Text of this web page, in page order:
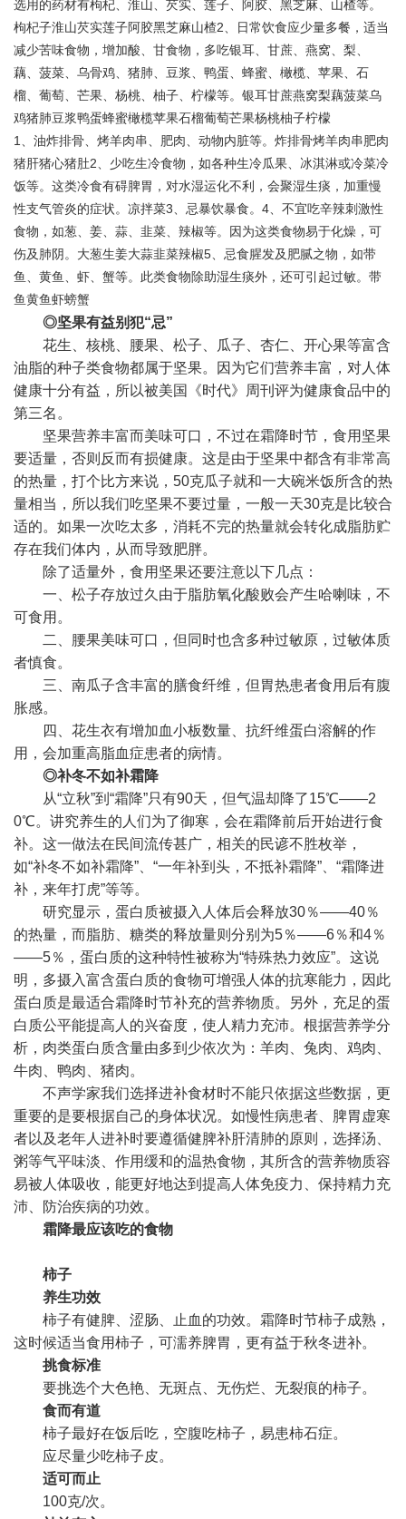
选用的药材有枸杞、淮山、 芡实 、莲子、 阿胶 、黑芝麻、 山楂等。
枸杞子淮山芡实莲子阿胶黑芝麻山楂2、日常饮食应少量多餐，适当
减少苦味食物，增加酸、甘食物，多吃银耳 、甘蔗、燕窝、梨、
藕、菠菜、乌骨鸡、猪肺、豆浆、鸭蛋、蜂蜜、橄榄、苹果、石
榴、葡萄、芒果、杨桃、柚子、柠檬等。银耳甘蔗燕窝梨藕菠菜乌
鸡猪肺豆浆鸭蛋蜂蜜橄榄苹果石榴葡萄芒果杨桃柚子柠檬
1、油炸排骨、烤羊肉串、肥肉、动物内脏等。炸排骨烤羊肉串肥肉
猪肝猪心猪肚2、少吃生冷食物，如各种生冷瓜果、冰淇淋或冷菜冷
饭等。这类冷食有碍脾胃，对水湿运化不利，会聚湿生痰，加重慢
性支气管炎的症状。凉拌菜3、忌暴饮暴食。4、不宜吃辛辣刺激性
食物，如葱、姜、蒜、韭菜、辣椒等。因为这类食物易于化燥，可
伤及肺阴。大葱生姜大蒜韭菜辣椒5、忌食腥发及肥腻之物，如带
鱼、黄鱼、虾、蟹等。此类食物除助湿生痰外，还可引起过敏。带
鱼黄鱼虾螃蟹
◎坚果有益别犯“忌”
花生、核桃、腰果、松子、瓜子、 杏仁 、开心果等富含
油脂的种子类食物都属于坚果。因为它们营养丰富，对人体
健康十分有益，所以被美国《时代》周刊评为健康食品中的
第三名。
坚果营养丰富而美味可口，不过在霜降时节，食用坚果
要适量，否则反而有损健康。这是由于坚果中都含有非常高
的热量，打个比方来说，50克瓜子就和一大碗米饭所含的热
量相当，所以我们吃坚果不要过量，一般一天30克是比较合
适的。如果一次吃太多，消耗不完的热量就会转化成脂肪贮
存在我们体内，从而导致肥胖。
除了适量外，食用坚果还要注意以下几点：
一、松子存放过久由于脂肪氧化酸败会产生哈喇味，不
可食用。
二、腰果美味可口，但同时也含多种过敏原，过敏体质
者慎食。
三、南瓜子含丰富的膳食纤维，但胃热患者食用后有腹
胀感。
四、 花生衣有增加血小板数量、抗纤维蛋白溶解的作
用，会加重高脂血症患者的病情。
◎补冬不如补霜降
从“立秋”到“霜降”只有90天，但气温却降了15℃——2
0℃。讲究养生的人们为了御寒，会在霜降前后开始进行食
补。这一做法在民间流传甚广，相关的民谚不胜枚举，
如“补冬不如补霜降”、“一年补到头，不抵补霜降”、“霜降进
补，来年打虎”等等。
研究显示，蛋白质被摄入人体后会释放30％——40％
的热量，而脂肪、糖类的释放量则分别为5％——6％和4％
——5％，蛋白质的这种特性被称为“特殊热力效应”。这说
明，多摄入富含蛋白质的食物可增强人体的抗寒能力，因此
蛋白质是最适合霜降时节补充的营养物质。另外，充足的蛋
白质公平能提高人的兴奋度，使人精力充沛。根据营养学分
析，肉类蛋白质含量由多到少依次为：羊肉、兔肉、鸡肉、
牛肉、鸭肉、猪肉。
不声学家我们选择进补食材时不能只依据这些数据，更
重要的是要根据自己的身体状况。如慢性病患者、脾胃虚寒
者以及老年人进补时要遵循健脾补肝清肺的原则，选择汤、
粥等气平味淡、作用缓和的温热食物，其所含的营养物质容
易被人体吸收，能更好地达到提高人体免疫力、保持精力充
沛、防治疾病的功效。
霜降最应该吃的食物
柿子
养生功效
柿子有健脾、涩肠、止血的功效。霜降时节柿子成熟，
这时候适当食用柿子，可濡养脾胃，更有益于秋冬进补。
挑食标准
要挑选个大色艳、无斑点、无伤烂、无裂痕的柿子。
食而有道
柿子最好在饭后吃，空腹吃柿子，易患柿石症。
应尽量少吃柿子皮。
适可而止
100克/次。